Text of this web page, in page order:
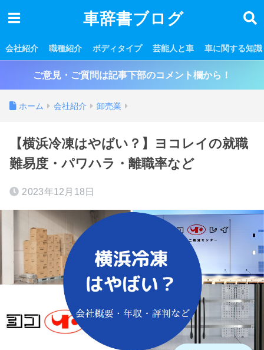
車辞書ブログ
会社紹介 職種紹介 ボディタイプ 芸能人と車 車に関する知識
ご意見・ご質問は記事下部のコメント欄から！
ホーム 会社紹介 卸売業
【横浜冷凍はやばい？】ヨコレイの就職
難易度・パワハラ・離職率など
2023年12月18日